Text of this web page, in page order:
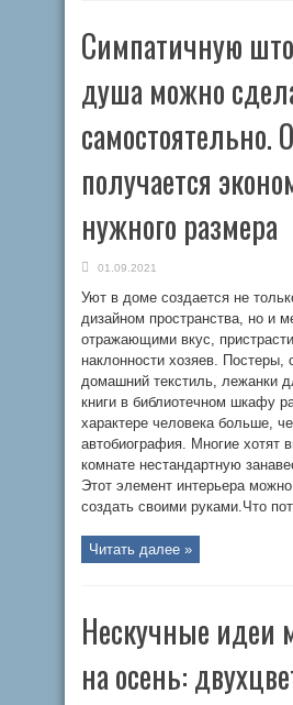
Симпатичную
душа можно
самостоятельно.
получается
нужного размера
01.09.2021
Уют в доме создается не
дизайном пространства, но и
отражающими вкус,
наклонности хозяев. Постеры,
домашний текстиль, лежанки
книги в библиотечном шкафу
характере человека больше,
автобиография. Многие хотят
комнате нестандартную
Этот элемент интерьера
создать своими руками.Что
Читать далее »
Нескучные идеи
на осень: